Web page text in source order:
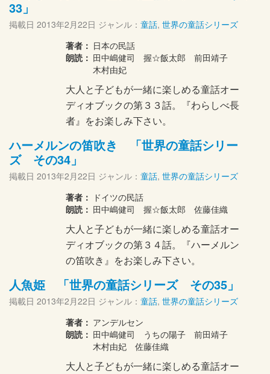
33」
掲載日 2013年2月22日 ジャンル： 童話, 世界の童話シリーズ
著者： 日本の民話
朗読： 田中嶋健司 握☆飯太郎 前田靖子
木村由妃
大人と子どもが一緒に楽しめる童話オー
ディオブックの第３３話。『わらしべ長
者』をお楽しみ下さい。
ハーメルンの笛吹き 「世界の童話シリー
ズ その34」
掲載日 2013年2月22日 ジャンル： 童話, 世界の童話シリーズ
著者：
ドイツの民話
朗読： 田中嶋健司 握☆飯太郎 佐藤佳織
大人と子どもが一緒に楽しめる童話オー
ディオブックの第３４話。『ハーメルン
の笛吹き』をお楽しみ下さい。
人魚姫 「世界の童話シリーズ その35」
掲載日 2013年2月22日 ジャンル： 童話, 世界の童話シリーズ
著者： アンデルセン
朗読： 田中嶋健司 うちの陽子 前田靖子
木村由妃 佐藤佳織
大人と子どもが一緒に楽しめる童話オー